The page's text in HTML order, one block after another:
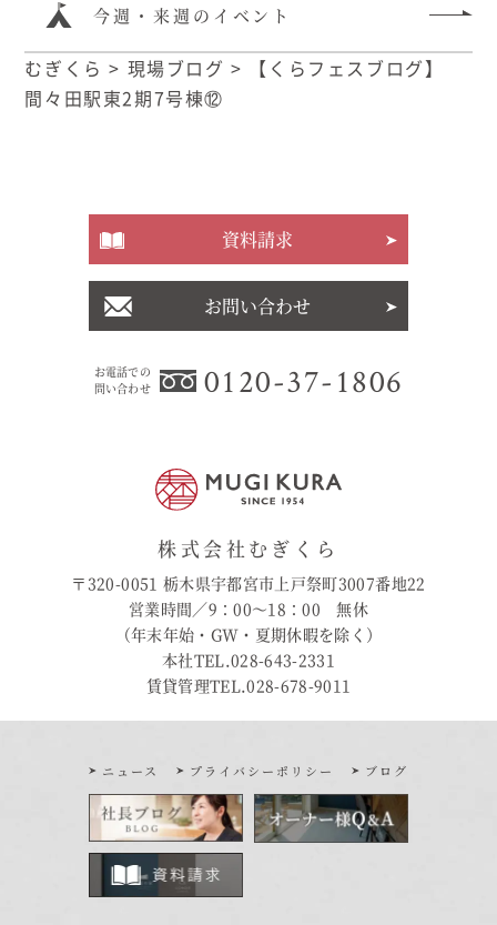
今週・来週のイベント
むぎくら > 現場ブログ >
【くらフェスブログ】
間々田駅東2期7号棟⑫
お電話での
問い合わせ
0120-37-1806
資料請求
お問い合わせ
株式会社むぎくら
〒320-0051 栃木県宇都宮市上戸祭町3007番地22
営業時間／9：00〜18：00 無休
（年末年始・GW・夏期休暇を除く）
本社TEL.028-643-2331
賃貸管理TEL.028-678-9011
ニュース プライバシーポリシー ブログ